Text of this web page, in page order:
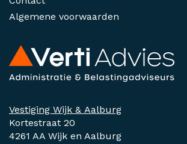
Vestiging Wijk & Aalburg
Kortestraat 20
4261 AA Wijk en Aalburg
Algemene voorwaarden